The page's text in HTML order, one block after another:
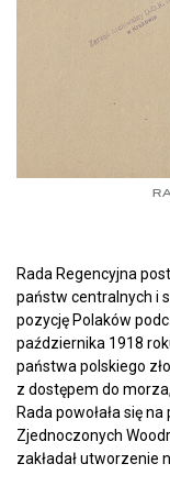
Rada Regencyjna
państw centralnych i
pozycję Polaków
października 1918
państwa polskiego
z dostępem do
Rada powołała się
Zjednoczonych
zakładał utworzenie